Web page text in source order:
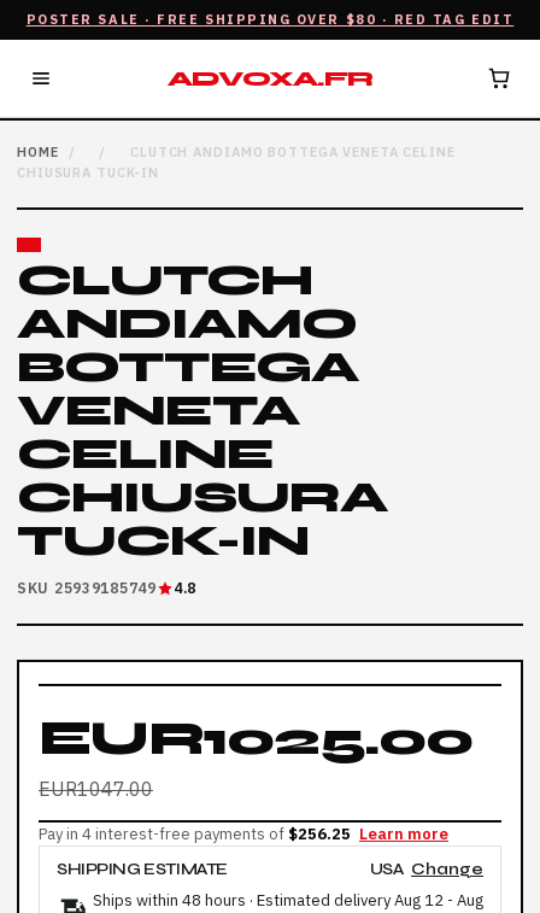
POSTER SALE · FREE SHIPPING OVER $80 · RED TAG EDIT
ADVOXA.FR
HOME / /
CLUTCH ANDIAMO BOTTEGA VENETA CELINE
CHIUSURA TUCK-IN
CLUTCH
ANDIAMO
BOTTEGA
VENETA
CELINE
CHIUSURA
TUCK-IN
SKU 25939185749 4.8
EUR1025.00
EUR1047.00
Pay in 4 interest-free payments of $256.25 Learn more
SHIPPING ESTIMATE
USA Change
Ships within 48 hours · Estimated deliveryAug 12 - Aug